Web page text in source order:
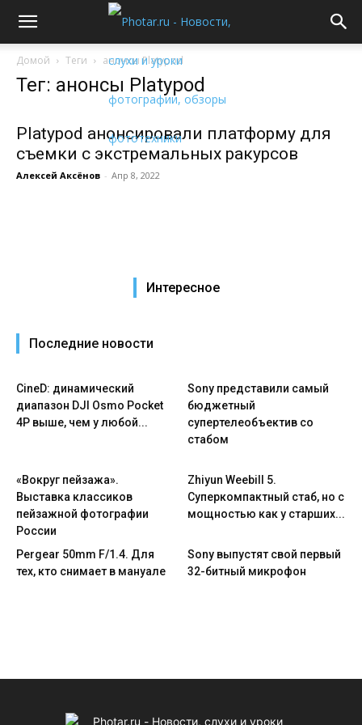
Домой Теги анонсы Platypod
Тег: анонсы Platypod
Platypod анонсировали платформу для
съемки с экстремальных ракурсов
Алексей Аксёнов - Апр 8, 2022
Интересное
Последние новости
CineD: динамический
диапазон DJI Osmo Pocket
4P выше, чем у любой...
Sony представили самый
бюджетный
супертелеобъектив со
стабом
«Вокруг пейзажа».
Выставка классиков
пейзажной фотографии
России
Zhiyun Weebill 5.
Cуперкомпактный стаб, но с
мощностью как у старших...
Pergear 50mm F/1.4. Для
тех, кто снимает в мануале
Sony выпустят свой первый
32-битный микрофон